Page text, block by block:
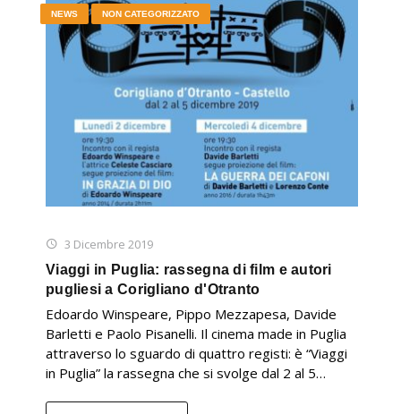
3 Dicembre 2019
NEWS NON CATEGORIZZATO
Viaggi in Puglia: rassegna di film e autori
pugliesi a Corigliano d'Otranto
Edoardo Winspeare, Pippo Mezzapesa, Davide
Barletti e Paolo Pisanelli. Il cinema made in Puglia
attraverso lo sguardo di quattro registi: è “Viaggi
in Puglia” la rassegna che si svolge dal 2 al 5…